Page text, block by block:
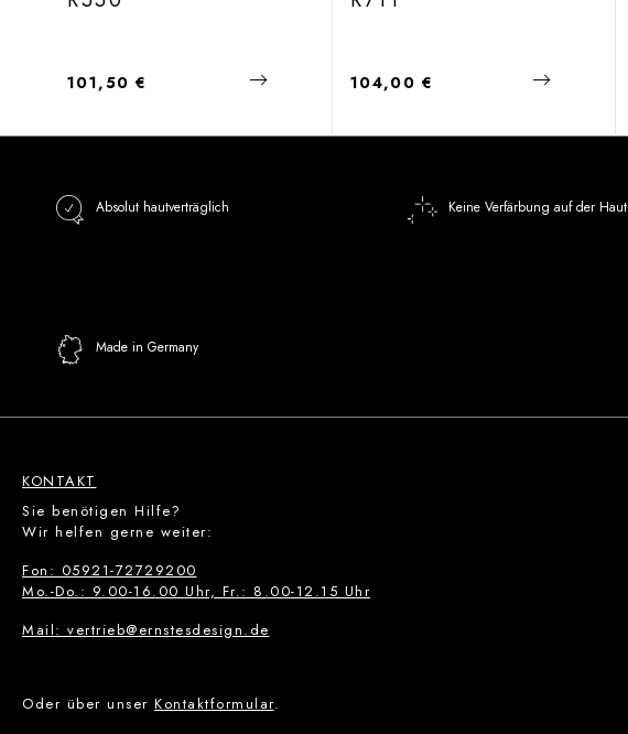
Regulärer Preis:
101,50 € Regulärer Preis:
104,00 €
Absolut hautverträglich Keine Verfärbung auf der Haut
Made in Germany
KONTAKT
Sie benötigen Hilfe?
Wir helfen gerne weiter:
Fon: 05921-72729200
Mo.-Do.: 9.00-16.00 Uhr, Fr.: 8.00-12.15 Uhr
Mail: vertrieb@ernstesdesign.de
Oder über unser Kontaktformular.